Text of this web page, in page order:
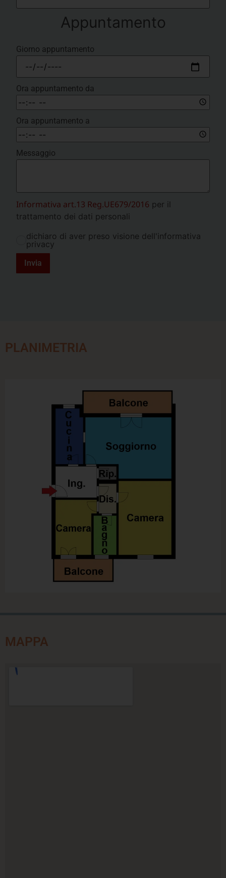
Appuntamento
Giorno appuntamento
Ora appuntamento da
Ora appuntamento a
Messaggio
Informativa art.13 Reg.UE679/2016 per il
trattamento dei dati personali
dichiaro di aver preso visione dell'informativa
privacy
Invia
PLANIMETRIA
MAPPA